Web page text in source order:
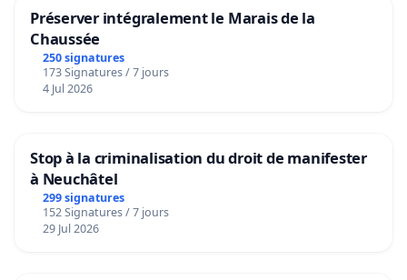
Préserver intégralement le Marais de la
Chaussée
250 signatures
173 Signatures / 7 jours
4 Jul 2026
Stop à la criminalisation du droit de manifester
à Neuchâtel
299 signatures
152 Signatures / 7 jours
29 Jul 2026